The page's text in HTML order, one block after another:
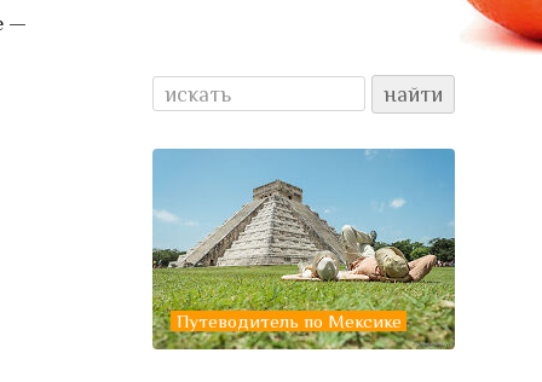
—
Путеводитель по Мексике